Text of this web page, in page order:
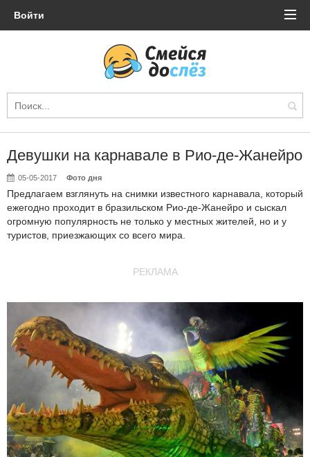
Войти
Девушки на карнавале в Рио-де-Жанейро
05-05-2017 Фото дня
Предлагаем взглянуть на снимки известного карнавала, который
ежегодно проходит в бразильском Рио-де-Жанейро и сыскал
огромную популярность не только у местных жителей, но и у
туристов, приезжающих со всего мира.
РЕКЛАМА